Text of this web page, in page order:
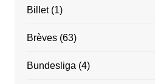
Billet(1)
Brèves(63)
Bundesliga (4)